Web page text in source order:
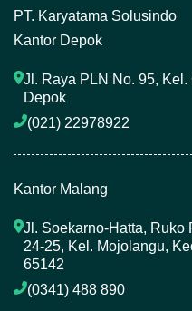
PT. Karyatama Solusindo
Kantor Depok
Jl. Raya PLN No. 95,
Depok
(021) 22978922
Kantor Malang
Jl. Soekarno-Hatta, Ruko
24-25, Kel. Mojolangu,
65142
(0341) 488 890